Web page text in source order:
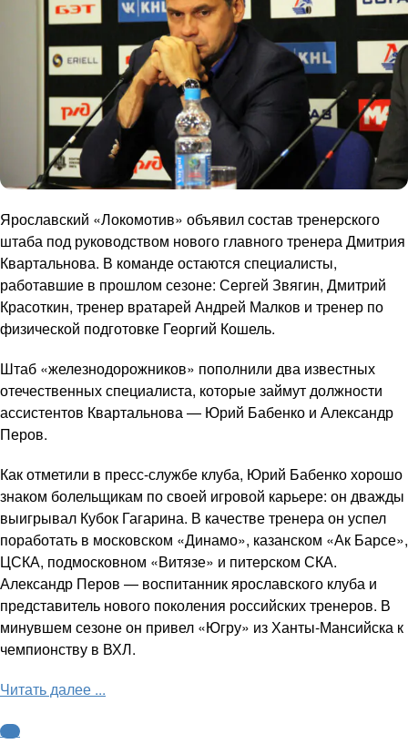
Ярославский «Локомотив» объявил состав тренерского
штаба под руководством нового главного тренера Дмитрия
Квартальнова. В команде остаются специалисты,
работавшие в прошлом сезоне: Сергей Звягин, Дмитрий
Красоткин, тренер вратарей Андрей Малков и тренер по
физической подготовке Георгий Кошель.
Штаб «железнодорожников» пополнили два известных
отечественных специалиста, которые займут должности
ассистентов Квартальнова — Юрий Бабенко и Александр
Перов.
Как отметили в пресс-службе клуба, Юрий Бабенко хорошо
знаком болельщикам по своей игровой карьере: он дважды
выигрывал Кубок Гагарина. В качестве тренера он успел
поработать в московском «Динамо», казанском «Ак Барсе»,
ЦСКА, подмосковном «Витязе» и питерском СКА.
Александр Перов — воспитанник ярославского клуба и
представитель нового поколения российских тренеров. В
минувшем сезоне он привел «Югру» из Ханты-Мансийска к
чемпионству в ВХЛ.
Читать далее ...
КХЛ